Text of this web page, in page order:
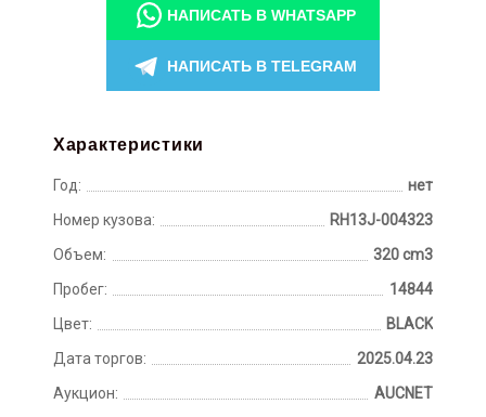
НАПИСАТЬ В WHATSAPP
НАПИСАТЬ В TELEGRAM
Характеристики
Год:
нет
Номер кузова:
RH13J-004323
Объем:
320 cm3
Пробег:
14844
Цвет:
BLACK
Дата торгов:
2025.04.23
Аукцион:
AUCNET